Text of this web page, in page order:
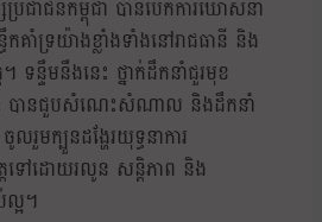
ជាជនកម្ពុជា បានបើកការឃោសនា
គាំទ្រយ៉ាងខ្លាំងទាំងនៅរាជធានី និង
ទន្ទឹមនឹងនេះ ថ្នាក់ដឹកនាំជួរមុខ
បានជួបសំណេះសំណាល និងដឹកនាំ
មក្បួនដង្ហែរយុទ្ធនាការ
ទៅដោយរលូន សន្តិភាព និង
អ។